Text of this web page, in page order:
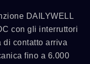
DAILYWELL
con gli interruttori
di contatto arriva
fino a 6.000